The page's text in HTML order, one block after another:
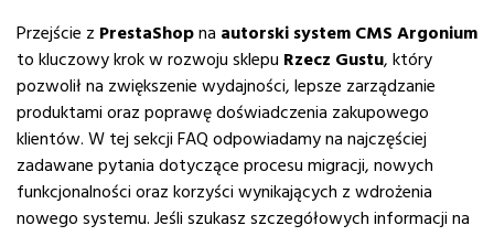
Przejście z PrestaShopna autorski system CMS Argonium
to kluczowy krok w rozwoju sklepu Rzecz Gustu, który
pozwolił na zwiększenie wydajności, lepsze zarządzanie
produktami oraz poprawę doświadczenia zakupowego
klientów. W tej sekcji FAQ odpowiadamy na najczęściej
zadawane pytania dotyczące procesu migracji, nowych
funkcjonalności oraz korzyści wynikających z wdrożenia
nowego systemu. Jeśli szukasz szczegółowych informacji na